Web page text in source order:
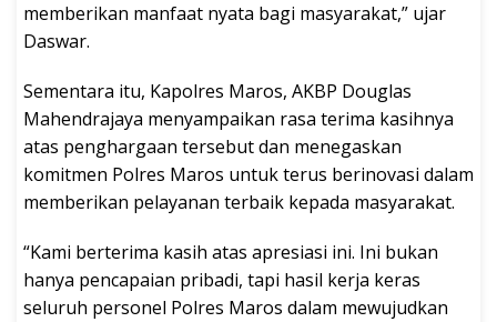
memberikan manfaat nyata bagi masyarakat,” ujar
Daswar.
Sementara itu, Kapolres Maros, AKBP Douglas
Mahendrajaya menyampaikan rasa terima kasihnya
atas penghargaan tersebut dan menegaskan
komitmen Polres Maros untuk terus berinovasi dalam
memberikan pelayanan terbaik kepada masyarakat.
“Kami berterima kasih atas apresiasi ini. Ini bukan
hanya pencapaian pribadi, tapi hasil kerja keras
seluruh personel Polres Maros dalam mewujudkan